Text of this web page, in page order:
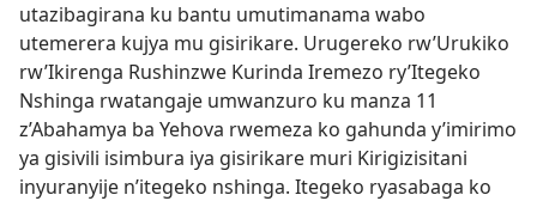
utazibagirana ku bantu umutimanama wabo
utemerera kujya mu gisirikare. Urugereko rw’Urukiko
rw’Ikirenga Rushinzwe Kurinda Iremezo ry’Itegeko
Nshinga rwatangaje umwanzuro ku manza 11
z’Abahamya ba Yehova rwemeza ko gahunda y’imirimo
ya gisivili isimbura iya gisirikare muri Kirigizisitani
inyuranyije n’itegeko nshinga. Itegeko ryasabaga ko